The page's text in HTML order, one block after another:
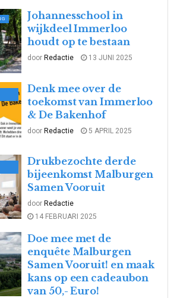
Johannesschool in
wijkdeel Immerloo
houdt op te bestaan
door Redactie 13 JUNI 2025
Denk mee over de
toekomst van Immerloo
& De Bakenhof
door Redactie 5 APRIL 2025
Drukbezochte derde
bijeenkomst Malburgen
Samen Vooruit
door Redactie
14 FEBRUARI 2025
Doe mee met de
enquête Malburgen
Samen Vooruit! en maak
kans op een cadeaubon
van 50,- Euro!